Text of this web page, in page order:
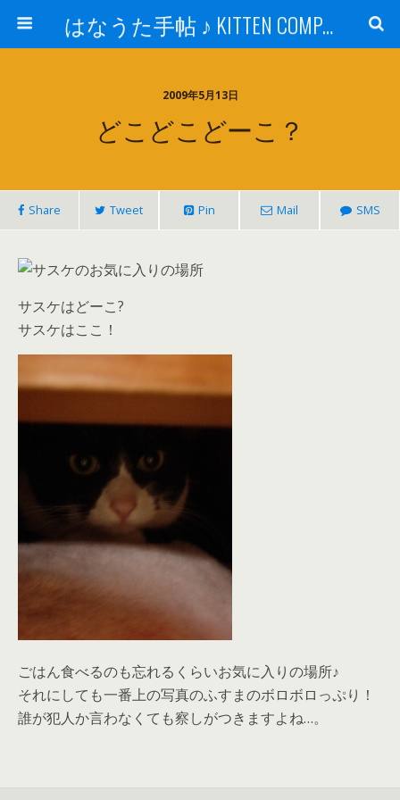
はなうた手帖 ♪ KITTEN COMPANY
2009年5月13日
どこどこどーこ？
Share Tweet Pin Mail SMS
サスケはどーこ?
サスケはここ！
ごはん食べるのも忘れるくらいお気に入りの場所♪
それにしても一番上の写真のふすまのボロボロっぷり！
誰が犯人か言わなくても察しがつきますよね…。